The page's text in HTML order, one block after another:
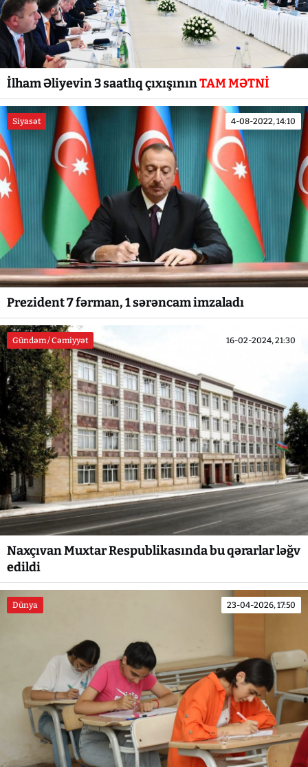
İlham Əliyevin 3 saatlıq çıxışınınTAM MƏTNİ
Siyasət 4-08-2022, 14:10
Prezident 7 fərman, 1 sərəncam imzaladı
Gündəm / Cəmiyyət 16-02-2024, 21:30
Naxçıvan Muxtar Respublikasında bu qərarlar ləğv
edildi
Dünya 23-04-2026, 17:50